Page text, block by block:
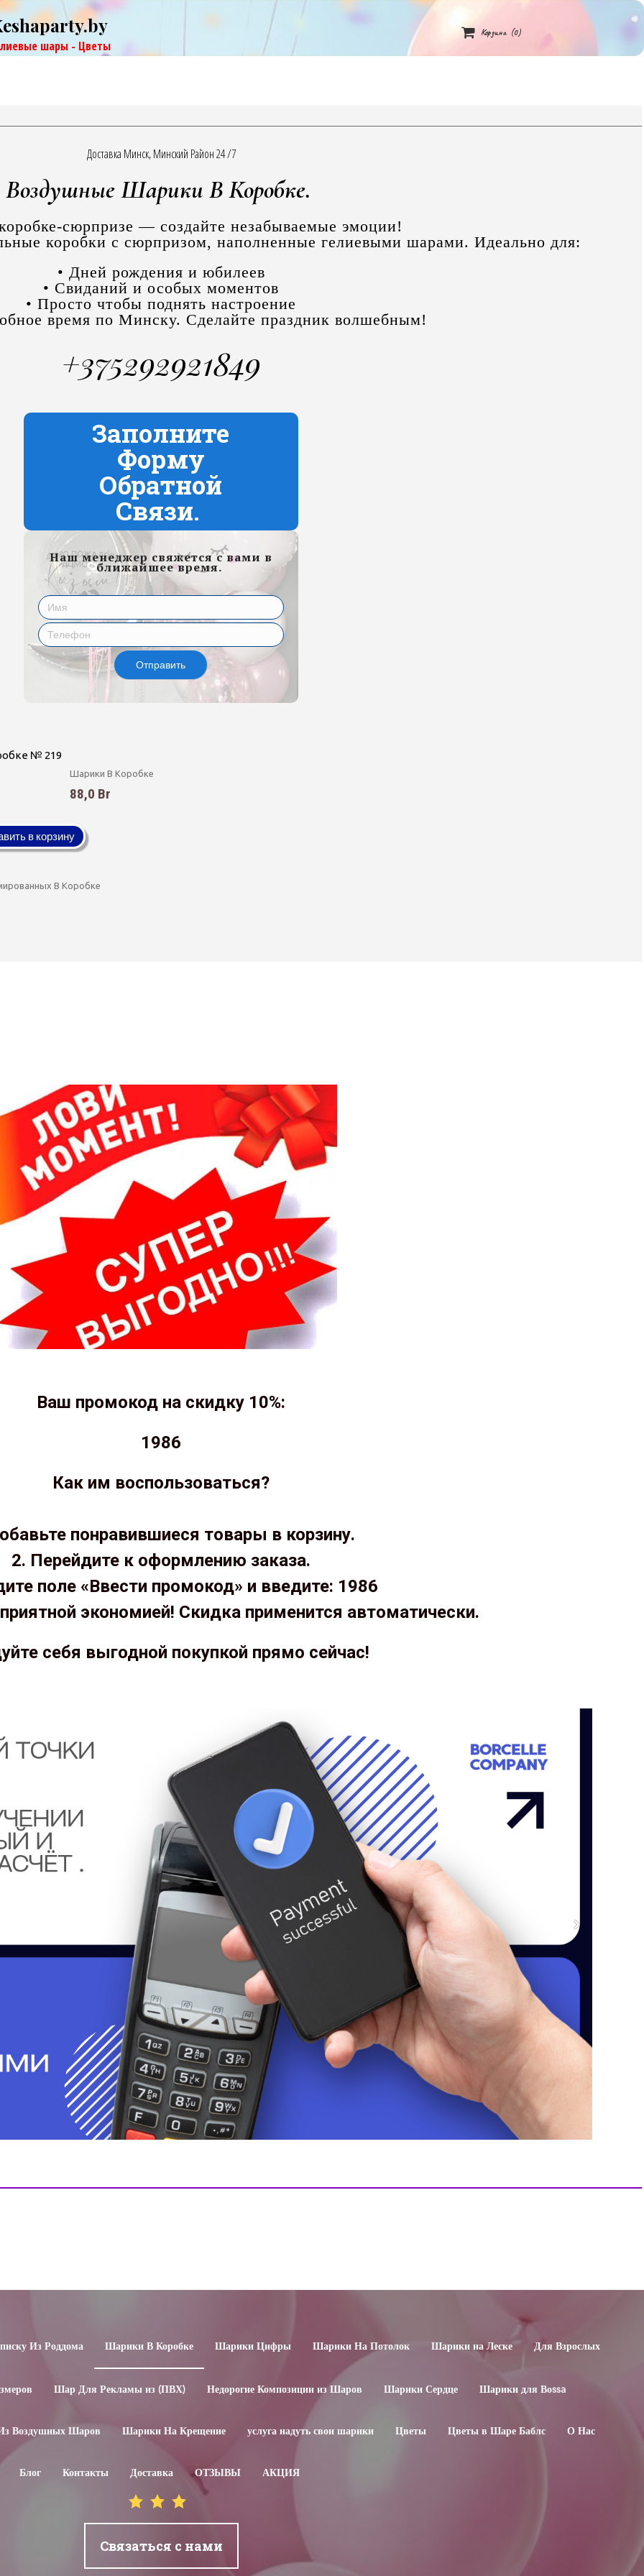
шары - Цветы
 Корзина (0)
Доставка Минск, Минский Район 24 /7
Воздушные Шарики В Коробке.
сюрпризе — создайте незабываемые эмоции!
коробки с сюрпризом, наполненные гелиевыми шарами. Идеально для:
• Дней рождения и юбилеев
• Свиданий и особых моментов
• Просто чтобы поднять настроение
время по Минску. Сделайте праздник волшебным!
+375292921849
Заполните
Форму
Обратной
Связи.
Наш менеджер свяжется с вами в
ближайшее время.
Отправить
№ 219
Шарики В Коробке
88,0 Br
в корзину
В Коробке
Ваш промокод на скидку 10%:
1986
Как им воспользоваться?
понравившиеся товары в корзину.
2. Перейдите к оформлению заказа.
поле «Ввести промокод» и введите: 1986
экономией! Скидка применится автоматически.
себя выгодной покупкой прямо сейчас!
Из Роддома Шарики В Коробке Шарики Цифры Шарики На Потолок Шарики на Леске Для Взрослых
Шар Для Рекламы из (ПВХ) Недорогие Композиции из Шаров Шарики Сердце Шарики для Воssa
Воздушных Шаров Шарики На Крещение услуга надуть свои шарики Цветы Цветы в Шаре Баблс О Нас
Блог Контакты Доставка ОТЗЫВЫ АКЦИЯ
Связаться с нами